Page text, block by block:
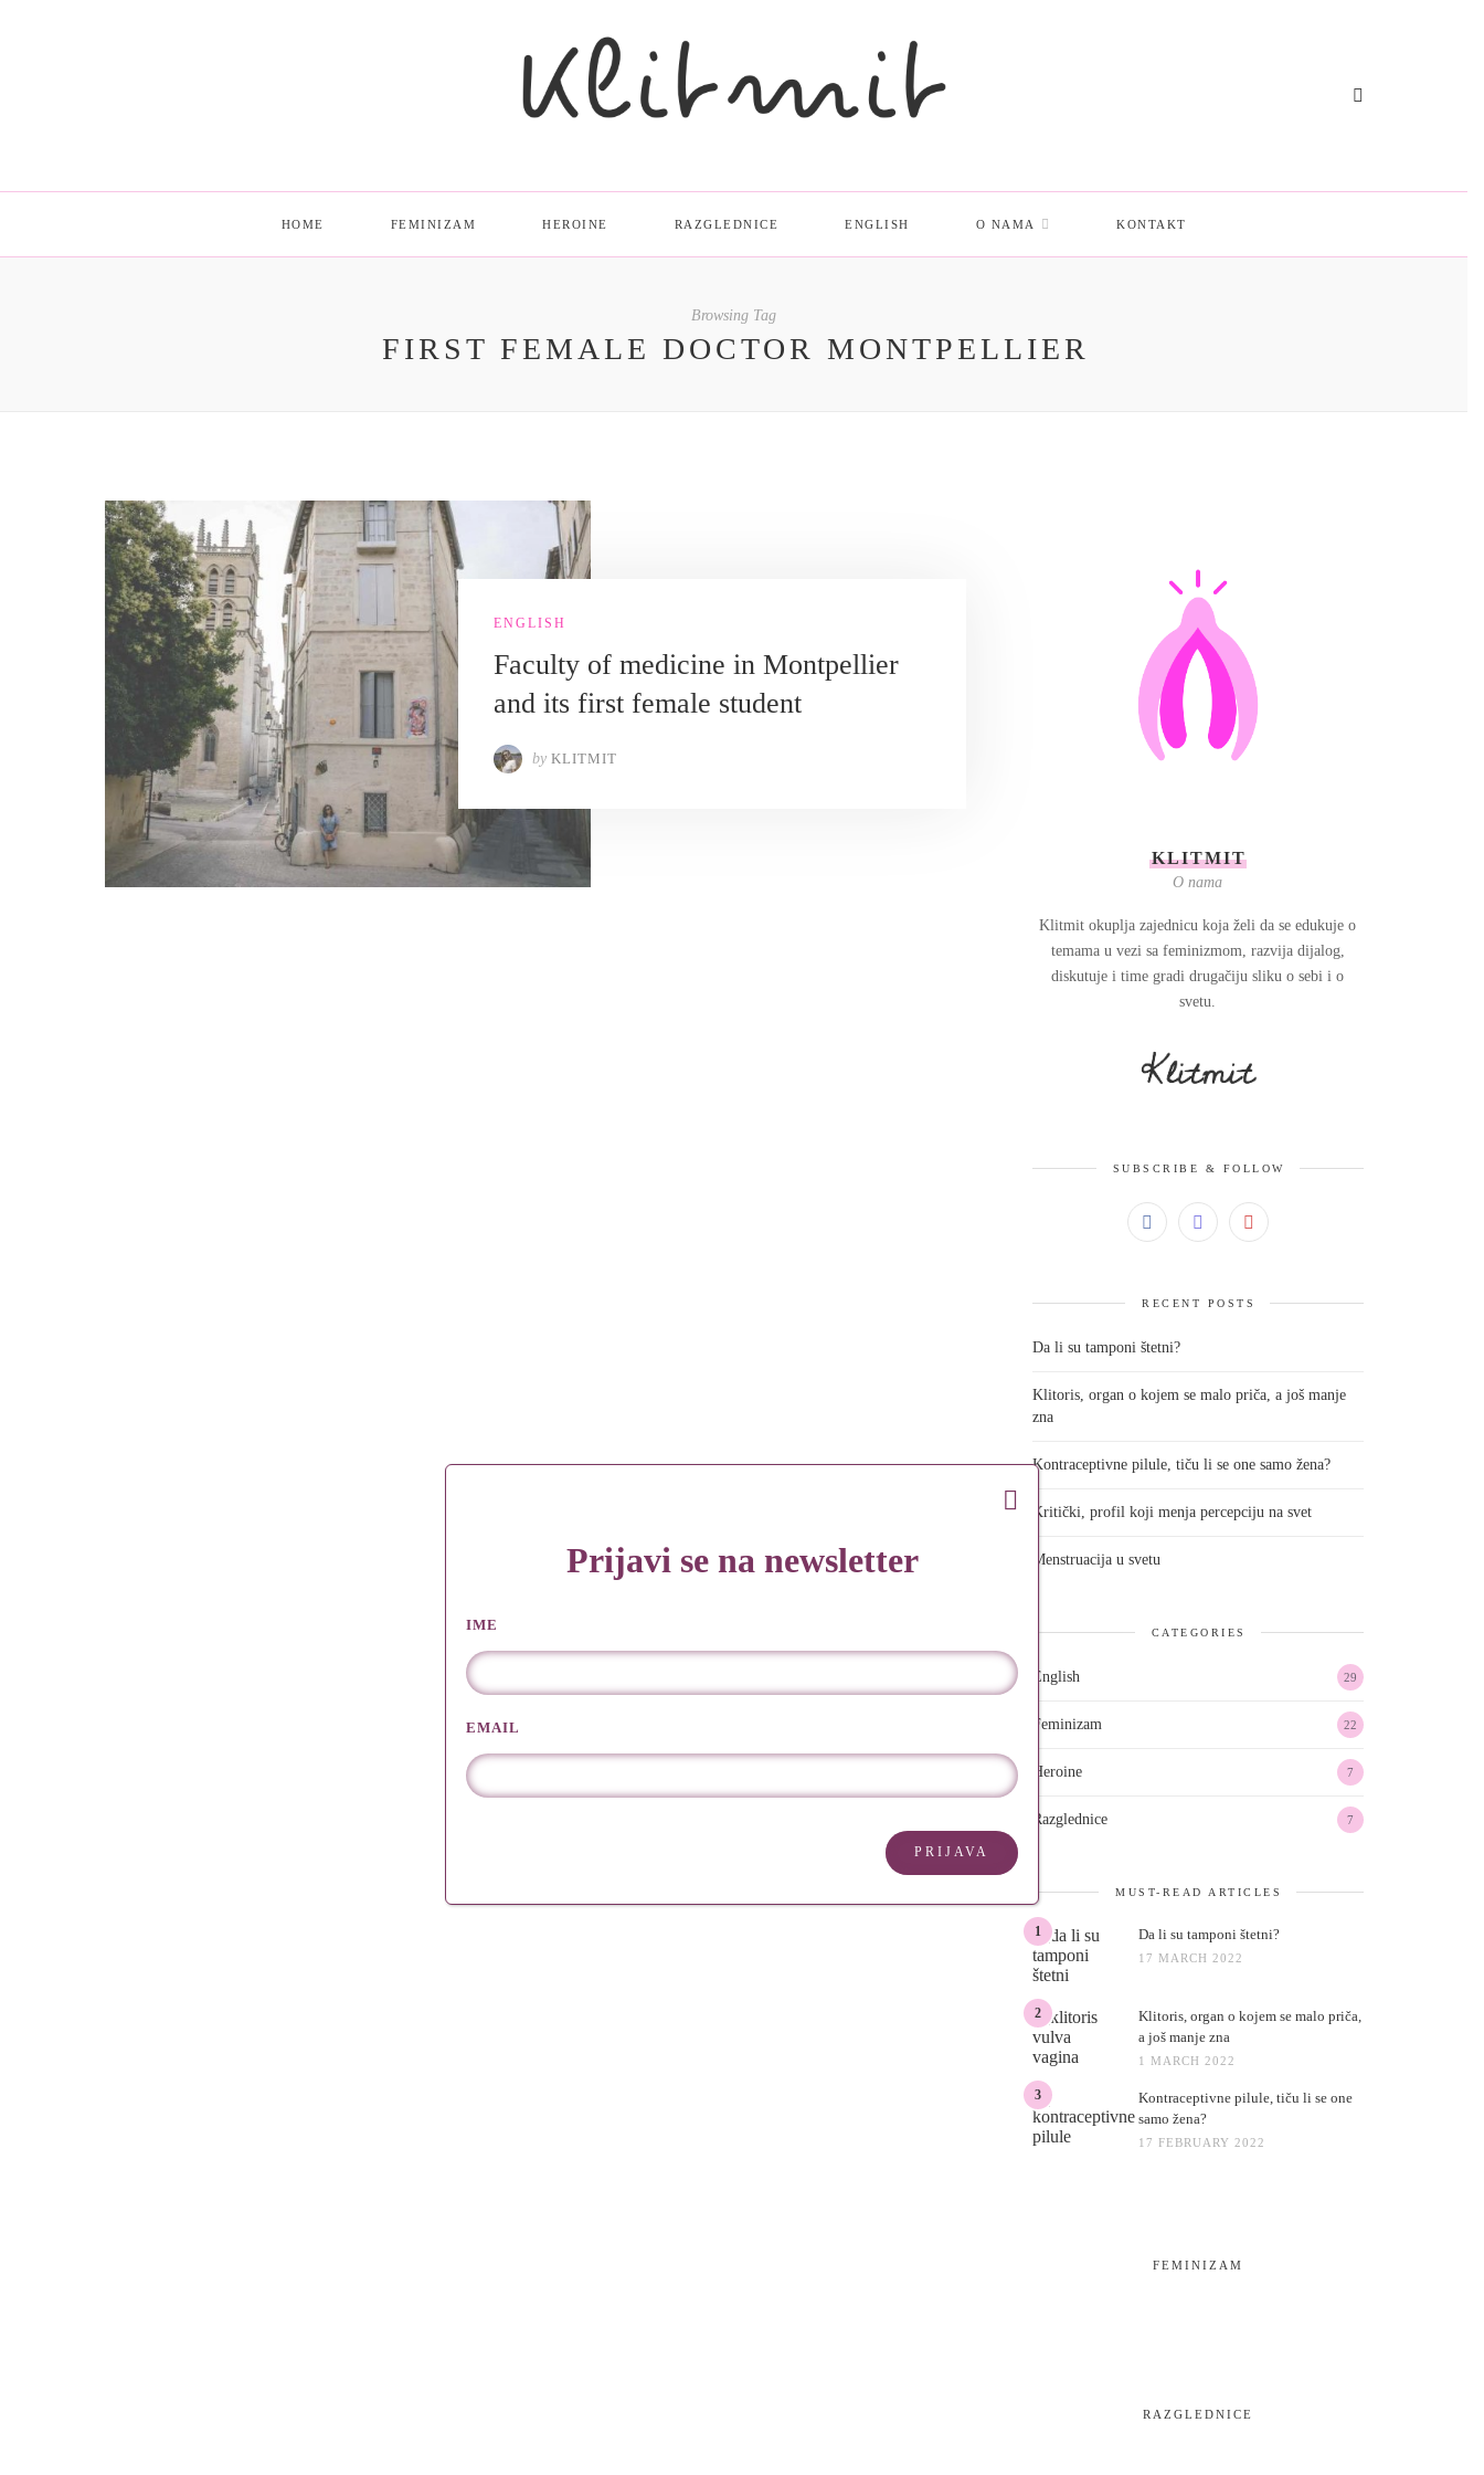
HOME FEMINIZAM HEROINE RAZGLEDNICE ENGLISH O NAMA KONTAKT
Browsing Tag
FIRST FEMALE DOCTOR MONTPELLIER
ENGLISH
Faculty of medicine in Montpellier
and its first female student
by KLITMIT
KLITMIT
O nama
Klitmit okuplja zajednicu koja želi da se edukuje o
temama u vezi sa feminizmom, razvija dijalog,
diskutuje i time gradi drugačiju sliku o sebi i o
svetu.
SUBSCRIBE & FOLLOW
RECENT POSTS
Da li su tamponi štetni?
Klitoris, organ o kojem se malo priča, a još manje
zna
Kontraceptivne pilule, tiču li se one samo žena?
Kritički, profil koji menja percepciju na svet
Menstruacija u svetu
CATEGORIES
English 29
Feminizam 22
Heroine 7
Razglednice 7
MUST-READ ARTICLES
1 Da li su tamponi štetni?
17 MARCH 2022
2
Klitoris, organ o kojem se malo priča,
a još manje zna
1 MARCH 2022
3
Kontraceptivne pilule, tiču li se one
samo žena?
17 FEBRUARY 2022
FEMINIZAM
RAZGLEDNICE
Prijavi se na newsletter
IME
EMAIL